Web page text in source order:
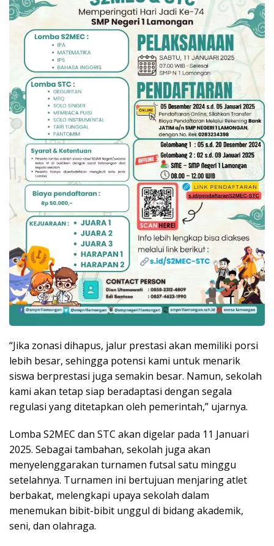
“Jika zonasi dihapus, jalur prestasi akan memiliki porsi
lebih besar, sehingga potensi kami untuk menarik
siswa berprestasi juga semakin besar. Namun, sekolah
kami akan tetap siap beradaptasi dengan segala
regulasi yang ditetapkan oleh pemerintah,” ujarnya.
Lomba S2MEC dan STC akan digelar pada 11 Januari
2025. Sebagai tambahan, sekolah juga akan
menyelenggarakan turnamen futsal satu minggu
setelahnya. Turnamen ini bertujuan menjaring atlet
berbakat, melengkapi upaya sekolah dalam
menemukan bibit-bibit unggul di bidang akademik,
seni, dan olahraga.